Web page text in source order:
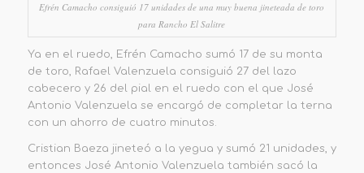
Efrén Camacho consiguió 17 unidades de una muy buena jineteada de toro
para Rancho El Salitre
Ya en el ruedo, Efrén Camacho sumó 17 de su monta
de toro, Rafael Valenzuela consiguió 27 del lazo
cabecero y 26 del pial en el ruedo con el que José
Antonio Valenzuela se encargó de completar la terna
con un ahorro de cuatro minutos.
Cristian Baeza jineteó a la yegua y sumó 21 unidades, y
entonces José Antonio Valenzuela también sacó la